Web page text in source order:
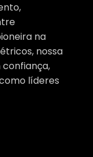
na
nossa
líderes